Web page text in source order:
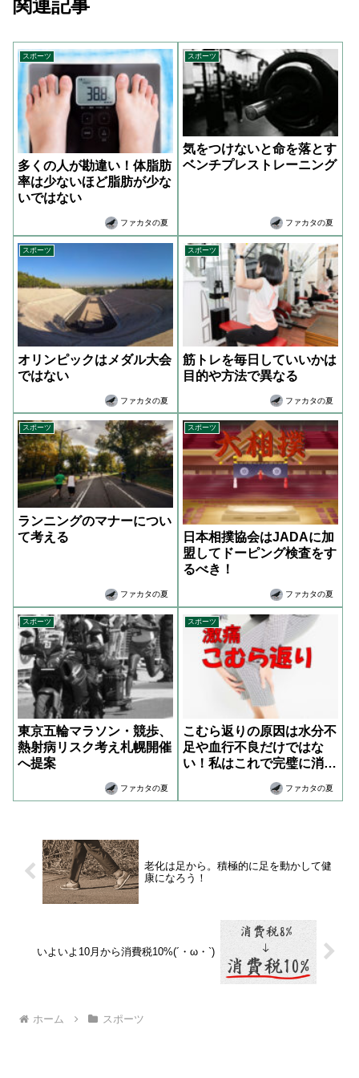
関連記事
スポーツ
多くの人が勘違い！体脂肪
率は少ないほど脂肪が少な
いではない
ファカタの夏
スポーツ
気をつけないと命を落とす
ベンチプレストレーニング
ファカタの夏
スポーツ
オリンピックはメダル大会
ではない
ファカタの夏
スポーツ
筋トレを毎日していいかは
目的や方法で異なる
ファカタの夏
スポーツ
ランニングのマナーについ
て考える
ファカタの夏
スポーツ
日本相撲協会はJADAに加
盟してドーピング検査をす
るべき！
ファカタの夏
スポーツ
東京五輪マラソン・競歩、
熱射病リスク考え札幌開催
へ提案
ファカタの夏
スポーツ
こむら返りの原因は水分不
足や血行不良だけではな
い！私はこれで完璧に消え
ファカタの夏
老化は足から。積極的に足を動かして健
康になろう！
いよいよ10月から消費税10%(´・ω・`)
ホーム スポーツ